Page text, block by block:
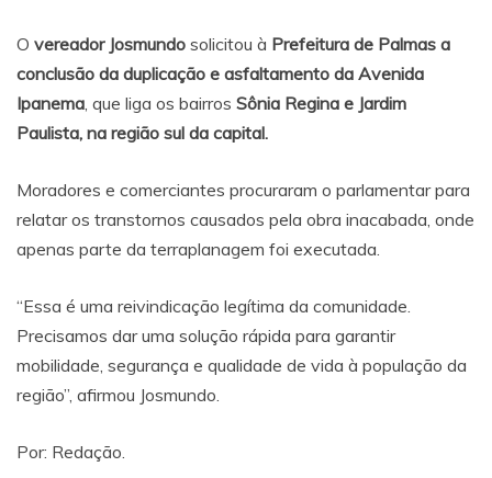
O vereador Josmundo solicitou à Prefeitura de Palmas a
conclusão da duplicação e asfaltamento da Avenida
Ipanema, que liga os bairros Sônia Regina e Jardim
Paulista, na região sul da capital.
Moradores e comerciantes procuraram o parlamentar para
relatar os transtornos causados pela obra inacabada, onde
apenas parte da terraplanagem foi executada.
“Essa é uma reivindicação legítima da comunidade.
Precisamos dar uma solução rápida para garantir
mobilidade, segurança e qualidade de vida à população da
região”, afirmou Josmundo.
Por: Redação.